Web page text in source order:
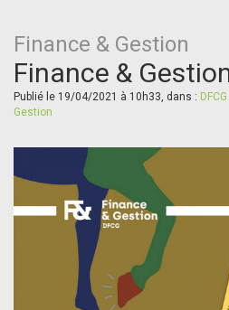
Finance & Gestion
Finance &
Publié le 19/04/2021 à 10h33, dans : DFCG
Gestion